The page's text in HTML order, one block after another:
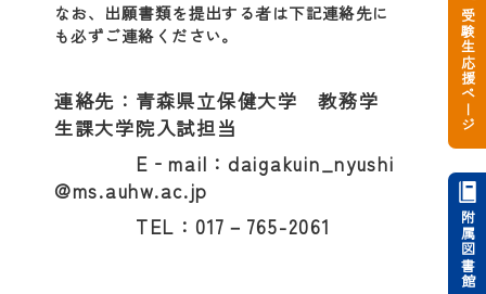
なお、出願書類を提出する者は下記連絡先に
も必ずご連絡ください。
連絡先：青森県立保健大学 教務学
生課大学院入試担当
E‐mail：daigakuin_nyushi
@ms.auhw.ac.jp
TEL：017－765-2061
受験生応援ページ
附属図書館